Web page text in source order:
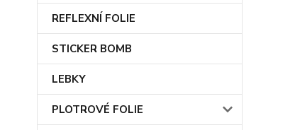
REFLEXNÍ FOLIE
STICKER BOMB
LEBKY
PLOTROVÉ FOLIE